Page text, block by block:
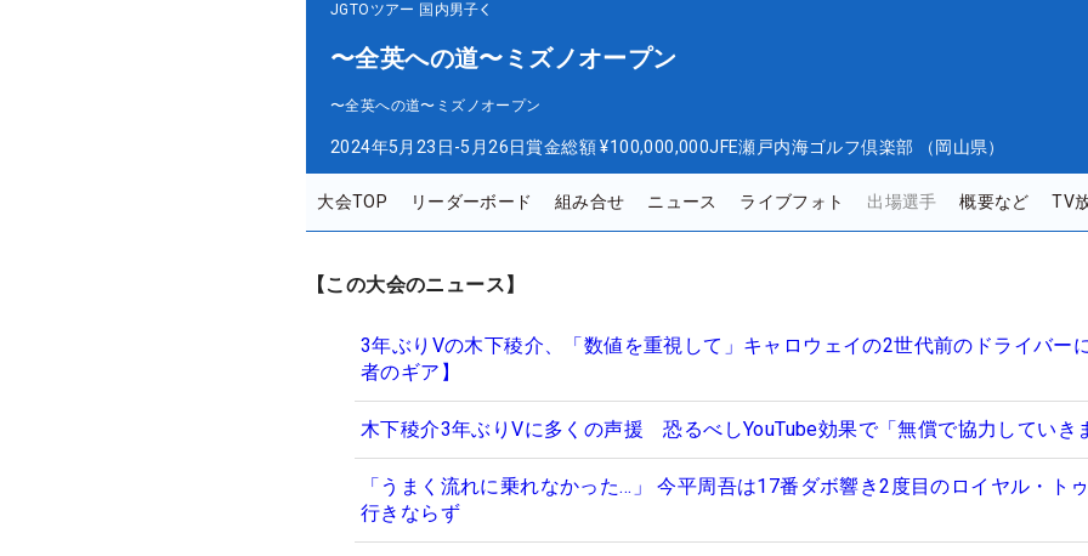
JGTOツアー 国内男子
〜全英への道〜ミズノオープン
〜全英への道〜ミズノオープン
2024年5月23日-5月26日賞金総額 ¥100,000,000JFE瀬戸内海ゴルフ倶楽部 （岡山県）
大会TOP リーダーボード 組み合せ ニュース ライブフォト 出場選手 概要など TV
【この大会のニュース】
3年ぶりVの木下稜介、「数値を重視して」キャロウェイの2世代前のドライバー
者のギア】
木下稜介3年ぶりVに多くの声援 恐るべしYouTube効果で「無償で協力していき
「うまく流れに乗れなかった…」 今平周吾は17番ダボ響き2度目のロイヤル・ト
行きならず